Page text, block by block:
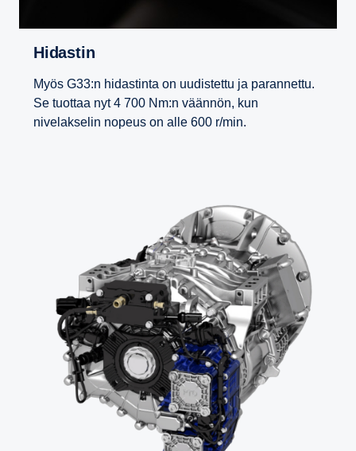
Hidastin
Myös G33:n hidastinta on uudistettu ja parannettu.
Se tuottaa nyt 4 700 Nm:n väännön, kun
nivelakselin nopeus on alle 600 r/min.